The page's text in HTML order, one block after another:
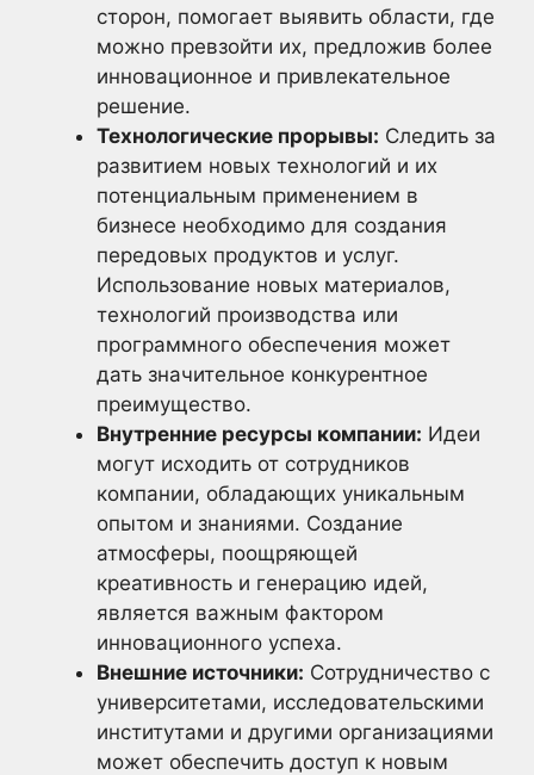
сторон, помогает выявить области, где
можно превзойти их, предложив более
инновационное и привлекательное
решение.
Технологические прорывы: Следить за
развитием новых технологий и их
потенциальным применением в
бизнесе необходимо для создания
передовых продуктов и услуг.
Использование новых материалов,
технологий производства или
программного обеспечения может
дать значительное конкурентное
преимущество.
Внутренние ресурсы компании: Идеи
могут исходить от сотрудников
компании, обладающих уникальным
опытом и знаниями. Создание
атмосферы, поощряющей
креативность и генерацию идей,
является важным фактором
инновационного успеха.
Внешние источники: Сотрудничество с
университетами, исследовательскими
институтами и другими организациями
может обеспечить доступ к новым